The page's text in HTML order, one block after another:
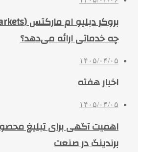
چه خدماتی ارائه می‌دهد؟
۱۴۰۵/۰۴/۰۵
اخبار هفته
۱۴۰۵/۰۴/۰۵
اهمیت آگهی برای تبلیغ
برندینگ در صنعت